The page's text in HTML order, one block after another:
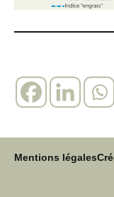
Mentions légales